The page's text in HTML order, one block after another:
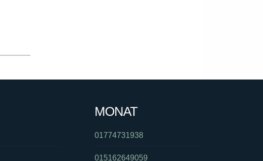
MONAT
01774731938
015162649059